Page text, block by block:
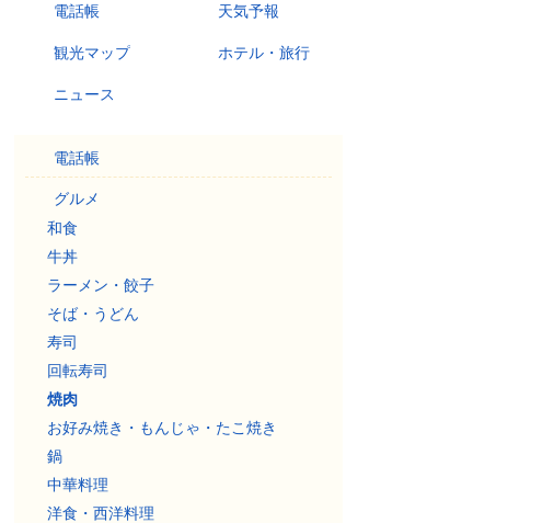
電話帳
天気予報
観光マップ ホテル・旅行
ニュース
電話帳
グルメ
和食
牛丼
ラーメン・餃子
そば・うどん
寿司
回転寿司
焼肉
お好み焼き・もんじゃ・たこ焼き
鍋
中華料理
洋食・西洋料理